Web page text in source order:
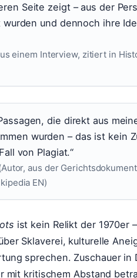
Seite zeigt – aus der
und dennoch ihre
einem Interview, zitiert in
die direkt aus
wurden – das ist kein
von Plagiat.“
aus der
EN)
ist kein Relikt der 1970er
Sklaverei, kulturelle
sprechen. Zuschauer in
mit kritischem Abstand